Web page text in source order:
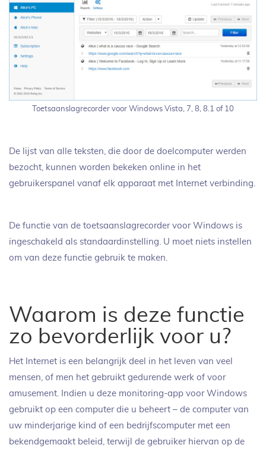
Toetsaanslagrecorder voor Windows Vista, 7, 8, 8.1 of 10
De lijst van alle teksten, die door de doelcomputer werden
bezocht, kunnen worden bekeken online in het
gebruikerspanel vanaf elk apparaat met Internet verbinding.
De functie van de toetsaanslagrecorder voor Windows is
ingeschakeld als standaardinstelling. U moet niets instellen
om van deze functie gebruik te maken.
Waarom is deze functie
zo bevorderlijk voor u?
Het Internet is een belangrijk deel in het leven van veel
mensen, of men het gebruikt gedurende werk of voor
amusement. Indien u deze monitoring-app voor Windows
gebruikt op een computer die u beheert – de computer van
uw minderjarige kind of een bedrijfscomputer met een
bekendgemaakt beleid, terwijl de gebruiker hiervan op de